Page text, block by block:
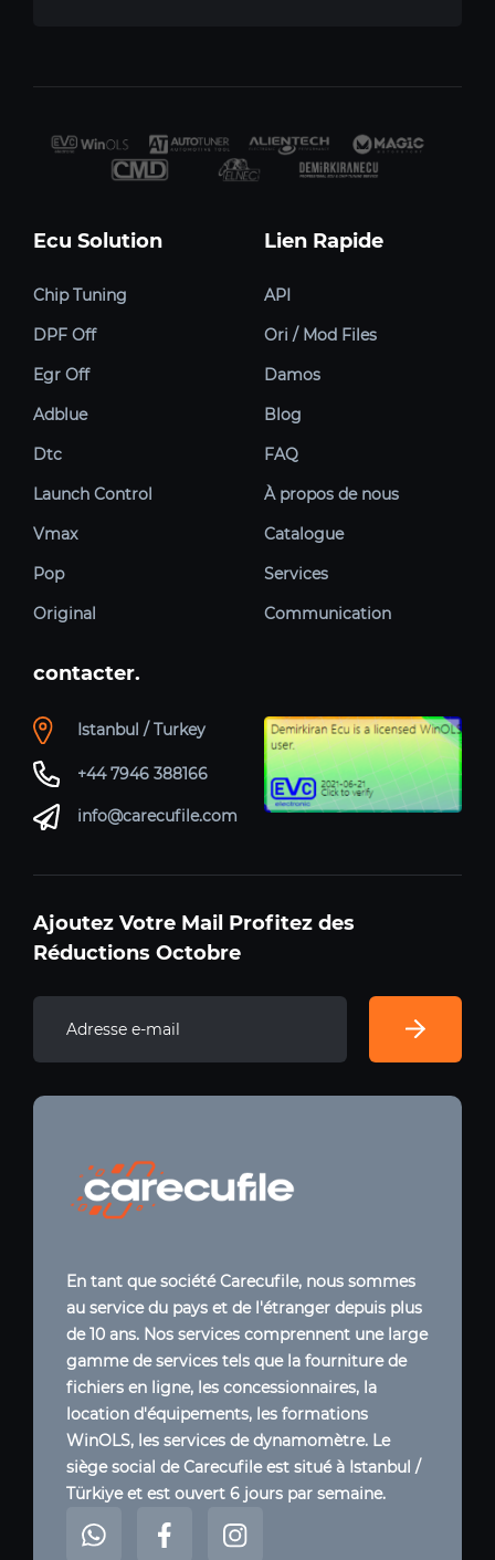
Ecu Solution
Chip Tuning
DPF Off
Egr Off
Adblue
Dtc
Launch Control
Vmax
Pop
Original
Lien Rapide
API
Ori / Mod Files
Damos
Blog
FAQ
À propos de nous
Catalogue
Services
Communication
contacter.
Istanbul / Turkey
+44 7946 388166
info@carecufile.com
Ajoutez Votre Mail Profitez des
Réductions Octobre
En tant que société Carecufile, nous sommes
au service du pays et de l'étranger depuis plus
de 10 ans. Nos services comprennent une large
gamme de services tels que la fourniture de
fichiers en ligne, les concessionnaires, la
location d'équipements, les formations
WinOLS, les services de dynamomètre. Le
siège social de Carecufile est situé à Istanbul /
Türkiye et est ouvert 6 jours par semaine.